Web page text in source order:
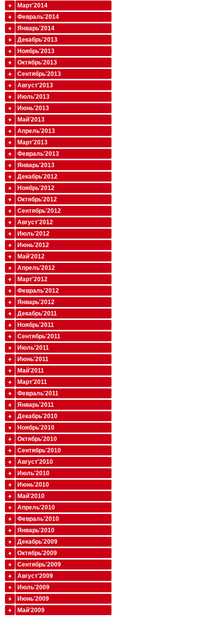
Март'2014
Февраль'2014
Январь'2014
Декабрь'2013
Ноябрь'2013
Октябрь'2013
Сентябрь'2013
Август'2013
Июль'2013
Июнь'2013
Май'2013
Апрель'2013
Март'2013
Февраль'2013
Январь'2013
Декабрь'2012
Ноябрь'2012
Октябрь'2012
Сентябрь'2012
Август'2012
Июль'2012
Июнь'2012
Май'2012
Апрель'2012
Март'2012
Февраль'2012
Январь'2012
Декабрь'2011
Ноябрь'2011
Сентябрь'2011
Июль'2011
Июнь'2011
Май'2011
Март'2011
Февраль'2011
Январь'2011
Декабрь'2010
Ноябрь'2010
Октябрь'2010
Сентябрь'2010
Август'2010
Июль'2010
Июнь'2010
Май'2010
Апрель'2010
Февраль'2010
Январь'2010
Декабрь'2009
Октябрь'2009
Сентябрь'2009
Август'2009
Июль'2009
Июнь'2009
Май'2009